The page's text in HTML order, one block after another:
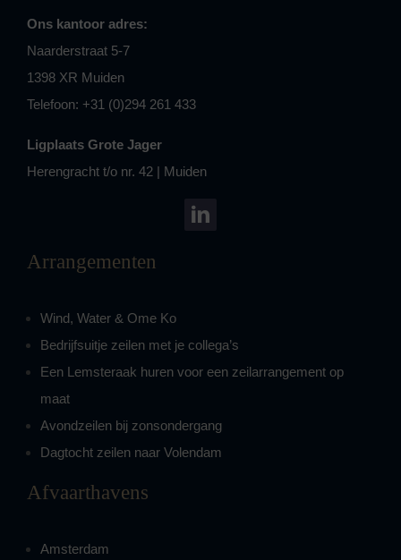
Ons kantoor adres:
Naarderstraat 5-7
1398 XR Muiden
Telefoon: +31 (0)294 261 433
Ligplaats Grote Jager
Herengracht t/o nr. 42 | Muiden
Arrangementen
Wind, Water & Ome Ko
Bedrijfsuitje zeilen met je collega’s
Een Lemsteraak huren voor een zeilarrangement op
maat
Avondzeilen bij zonsondergang
Dagtocht zeilen naar Volendam
Afvaarthavens
Amsterdam